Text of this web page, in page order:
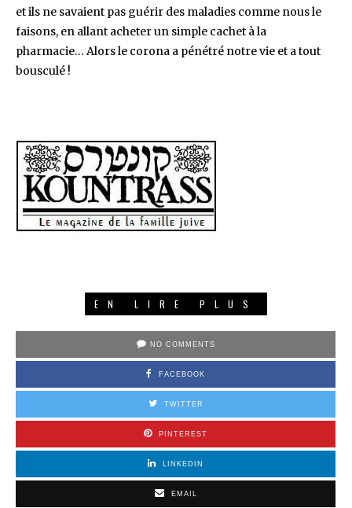
et ils ne savaient pas guérir des maladies comme nous le
faisons, en allant acheter un simple cachet à la
pharmacie… Alors le corona a pénétré notre vie et a tout
bousculé !
EN LIRE PLUS
NO COMMENTS
FACEBOOK
TWITTER
PINTEREST
LINKEDIN
EMAIL